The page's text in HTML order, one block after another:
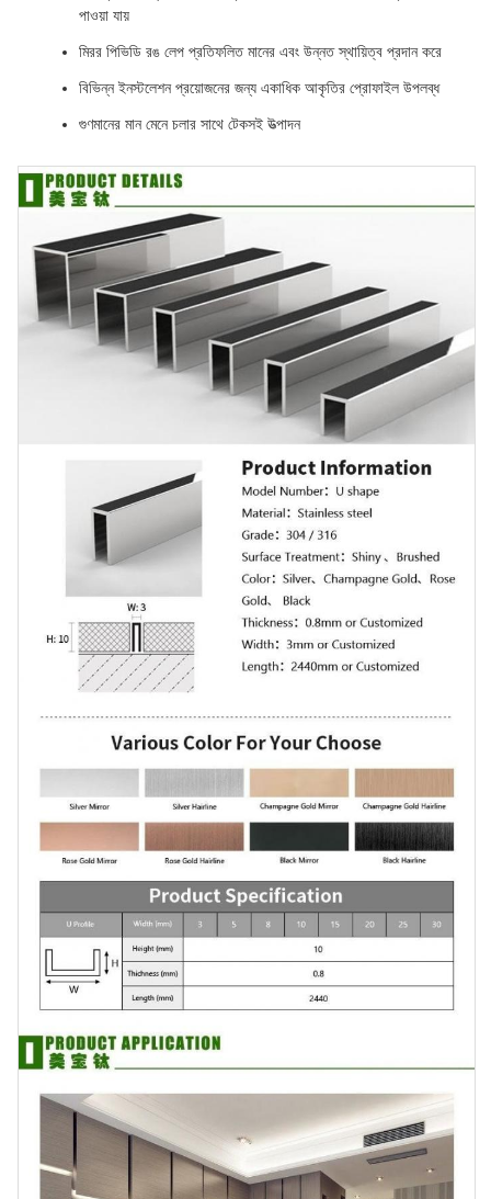
পাওয়া যায়
মিরর পিভিডি রঙ লেপ প্রতিফলিত মানের এবং উন্নত স্থায়িত্ব প্রদান করে
বিভিন্ন ইনস্টলেশন প্রয়োজনের জন্য একাধিক আকৃতির প্রোফাইল উপলব্ধ
গুণমানের মান মেনে চলার সাথে টেকসই উত্পাদন